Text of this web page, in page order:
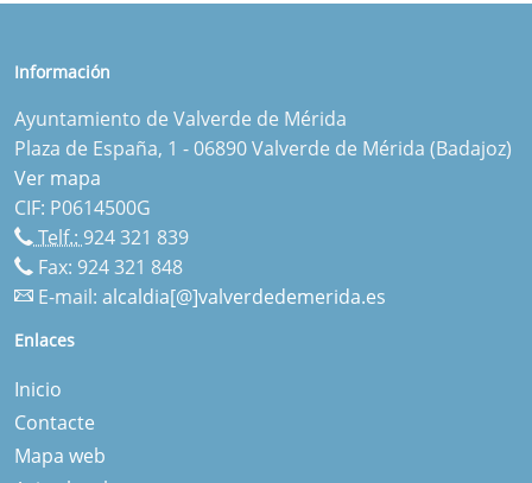
Información
Ayuntamiento de Valverde de Mérida
Plaza de España, 1 - 06890 Valverde de Mérida (Badajoz)
Ver mapa
CIF: P0614500G
Telf.: 924 321 839
Fax: 924 321 848
E-mail: alcaldia[@]valverdedemerida.es
Enlaces
Inicio
Contacte
Mapa web